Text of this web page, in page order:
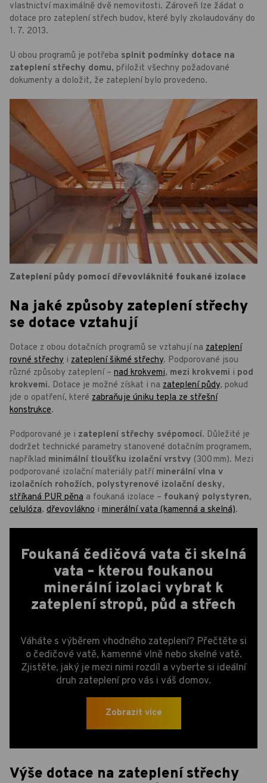
vlastnictví maximálně dvě nemovitosti. Zároveň lze žádat o
dotace pro zateplení střech budov, které byly zkolaudovány do
1. 7. 2013.
U obou programů je potřeba splnit podmínky dotace na
zateplení střechy domu, přiložit všechny požadované
dokumenty a doložit, že zateplení bylo provedeno.
Zateplení půdy pomocí dřevovláknité foukané izolace
Na jaké způsoby zateplení střechy
se dotace vztahují
Dotace z obou dotačních programů se vztahují na zateplení
rovné střechy i zateplení šikmé střechy. Podporované jsou
různé způsoby zateplení – nad krokvemi, mezi krokvemi i pod
krokvemi. Dotace je možné získat i na zateplení půdy, pokud
jde o opatření, které zabraňuje úniku tepla ze střešní
konstrukce.
Podporované je i zateplení střechy svépomocí. Důležité je
dodržet technické parametry stanovené dotačním programem,
například minimální tloušťku izolační vrstvy (300 mm). Mezi
podporované izolační materiály patří minerální vlna v
izolačních rohožích, polystyrenové izolační desky,
stříkaná PUR pěna a foukaná izolace – foukaný polystyren,
celulóza, dřevovlákno i minerální vata (kamenná a skelná).
Foukaná čedičová vata či skelná
vata – kterou foukanou
minerální izolaci vybrat k
zateplení stropů, půd a střech
Váháte s výběrem vhodného zateplení? Přečtěte si
o čedičové vatě, kamenné vlně nebo skelné vatě.
Zjistěte, jaký je mezi nimi rozdíl a vyberte si ideální
druh zateplení pro vás i váš domov.
Zobrazit více
Výše dotace na zateplení střechy